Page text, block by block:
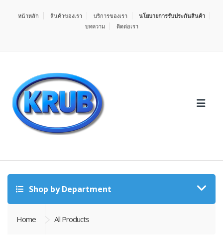
หน้าหลัก สินค้าของเรา บริการของเรา
นโยบายการรับประกันสินค้า
บทความ
ติดต่อเรา
Shop by Department
Home All Products